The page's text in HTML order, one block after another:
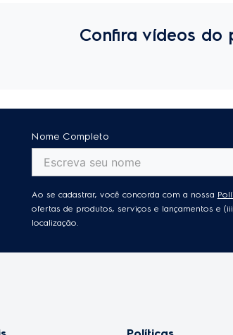
proporcionam uma limpeza fácil, sem
fácil de limpar e vai dar um
Confira vídeos do
Nome Completo
Ao se cadastrar, você concorda com a nossa
ofertas de produtos, serviços e lançamentos e
localização.